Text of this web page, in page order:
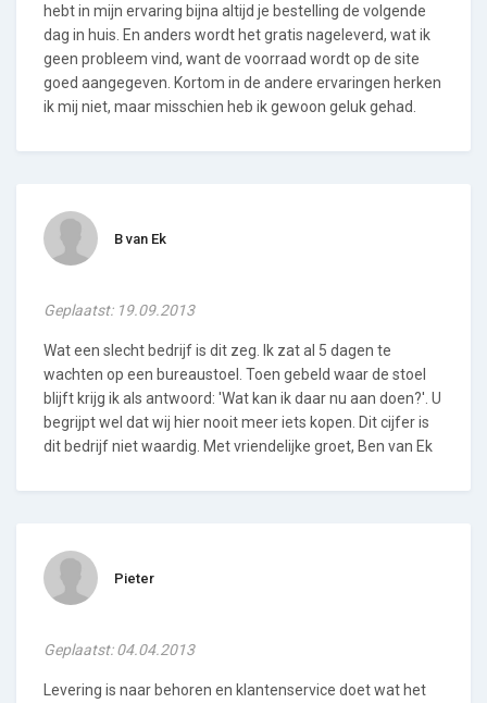
hebt in mijn ervaring bijna altijd je bestelling de volgende
dag in huis. En anders wordt het gratis nageleverd, wat ik
geen probleem vind, want de voorraad wordt op de site
goed aangegeven. Kortom in de andere ervaringen herken
ik mij niet, maar misschien heb ik gewoon geluk gehad.
B van Ek
Geplaatst: 19.09.2013
Wat een slecht bedrijf is dit zeg. Ik zat al 5 dagen te
wachten op een bureaustoel. Toen gebeld waar de stoel
blijft krijg ik als antwoord: 'Wat kan ik daar nu aan doen?'. U
begrijpt wel dat wij hier nooit meer iets kopen. Dit cijfer is
dit bedrijf niet waardig. Met vriendelijke groet, Ben van Ek
Pieter
Geplaatst: 04.04.2013
Levering is naar behoren en klantenservice doet wat het